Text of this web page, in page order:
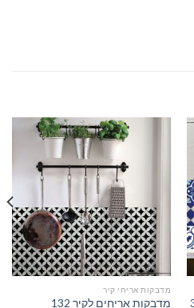
מדבקות אריחי קיר
מדבקות אריחים לקיר 132